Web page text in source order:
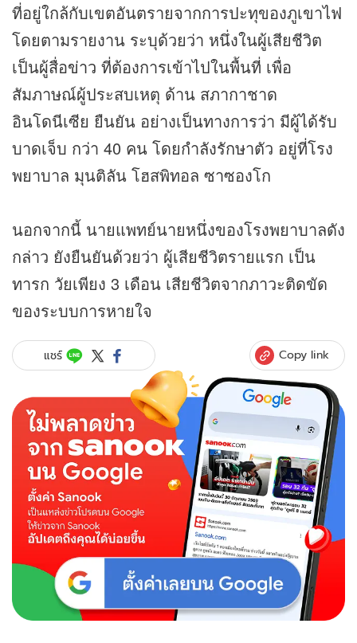
ที่อยู่ใกล้กับเขตอันตรายจากการปะทุของภูเขาไฟ
โดยตามรายงาน ระบุด้วยว่า หนึ่งในผู้เสียชีวิต
เป็นผู้สื่อข่าว ที่ต้องการเข้าไปในพื้นที่ เพื่อ
สัมภาษณ์ผู้ประสบเหตุ ด้าน สภากาชาด
อินโดนีเซีย ยืนยัน อย่างเป็นทางการว่า มีผู้ได้รับ
บาดเจ็บ กว่า 40 คน โดยกำลังรักษาตัว อยู่ที่โรง
พยาบาล มุนติลัน โฮสพิทอล ซาซองโก
นอกจากนี้ นายแพทย์นายหนึ่งของโรงพยาบาลดัง
กล่าว ยังยืนยันด้วยว่า ผู้เสียชีวิตรายแรก เป็น
ทารก วัยเพียง 3 เดือน เสียชีวิตจากภาวะติดขัด
ของระบบการหายใจ
แชร์ Copy link